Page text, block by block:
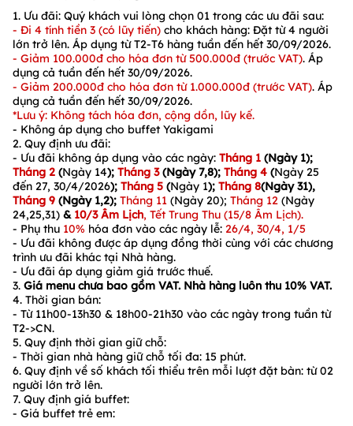
1. Ưu đãi: Quý khách vui lòng chọn 01 trong các ưu đãi sau:
- Đi 4 tính tiền 3 (có lũy tiến) cho khách hàng: Đặt từ 4 người
lớn trở lên. Áp dụng từT2-T6 hàng tuần đến hết 30/09/2026.
- Giảm 100.000đ cho hóa đơn từ 500.000đ (trước VAT). Áp
dụng cả tuần đến hết 30/09/2026.
- Giảm 200.000đ cho hóa đơn từ 1.000.000đ (trước VAT). Áp
dụng cả tuần đến hết 30/09/2026.
*Lưu ý: Không tách hóa đơn, cộng dồn, lũy kế.
- Không áp dụng cho buffet Yakigami
2. Quy định ưu đãi:
- Ưu đãi không áp dụng vào các ngày: Tháng 1 (Ngày 1);
Tháng 2 (Ngày 14); Tháng 3(Ngày 7,8); Tháng 4 (Ngày 25
đến 27, 30/4/2026); Tháng 5 (Ngày 1); Tháng 8(Ngày 31),
Tháng 9 (Ngày 1,2); Tháng 11 (Ngày 20); Tháng 12 (Ngày
24,25,31) & 10/3 Âm Lịch, Tết Trung Thu (15/8 Âm Lịch).
- Phụ thu 10% hóa đơn vào các ngày lễ: 26/4, 30/4, 1/5
- Ưu đãi không được áp dụng đồng thời cùng với các chương
trình ưu đãi khác tại Nhà hàng.
- Ưu đãi áp dụng giảm giá trước thuế.
3. Giá menu chưa bao gồm VAT. Nhà hàng luôn thu 10% VAT.
4. Thời gian bán:
- Từ 11h00-13h30 & 18h00-21h30 vào các ngày trong tuần từ
T2->CN.
5. Quy định thời gian giữ chỗ:
- Thời gian nhà hàng giữ chỗ tối đa: 15 phút.
6. Quy định về số khách tối thiểu trên mỗi lượt đặt bàn: từ02
người lớn trở lên.
7. Quy định giá buffet:
- Giá buffet trẻ em: